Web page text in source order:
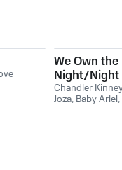
We Own the
Night/Night
Mashup
Chandler
Joza, Baby Ariel,